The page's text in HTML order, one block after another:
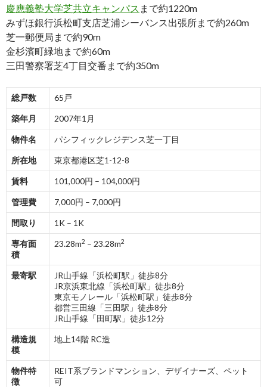
慶應義塾大学芝共立キャンパス まで約1220m
みずほ銀行浜松町支店芝浦シーバンス出張所まで約260m
芝一郵便局まで約90m
金杉濱町緑地まで約60m
三田警察署芝4丁目交番まで約350m
総戸数 65戸
築年月 2007年1月
物件名 パシフィックレジデンス芝一丁目
所在地 東京都港区芝1-12-8
賃料 101,000円 – 104,000円
管理費 7,000円 – 7,000円
間取り 1K – 1K
専有面
積
23.28m2 – 23.28m2
最寄駅
JR山手線「浜松町駅」徒歩8分
JR京浜東北線「浜松町駅」徒歩8分
東京モノレール「浜松町駅」徒歩8分
都営三田線「三田駅」徒歩8分
JR山手線「田町駅」徒歩12分
構造規
模
地上14階 RC造
物件特
徴
REIT系ブランドマンション、デザイナーズ、ペット
可